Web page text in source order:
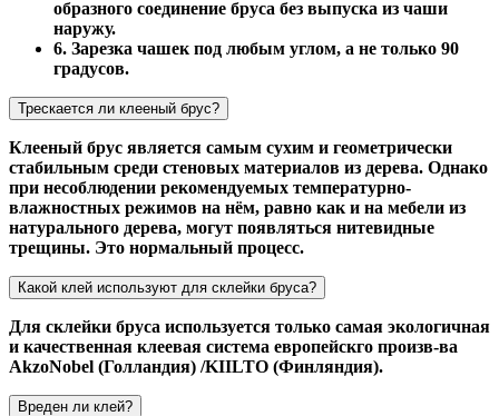
образного соединение бруса без выпуска из чаши
наружу.
6. Зарезка чашек под любым углом, а не только 90
градусов.
Трескается ли клееный брус?
Клееный брус является самым сухим и геометрически
стабильным среди стеновых материалов из дерева. Однако
при несоблюдении рекомендуемых температурно-
влажностных режимов на нём, равно как и на мебели из
натурального дерева, могут появляться нитевидные
трещины. Это нормальный процесс.
Какой клей используют для склейки бруса?
Для склейки бруса используется только самая экологичная
и качественная клеевая система европейскго произв-ва
AkzoNobel (Голландия) /KIILTO (Финляндия).
Вреден ли клей?